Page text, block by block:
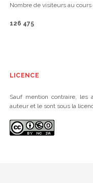
Nombre de visiteurs au
126 475
LICENCE
Sauf mention contraire,
auteur et le sont sous la